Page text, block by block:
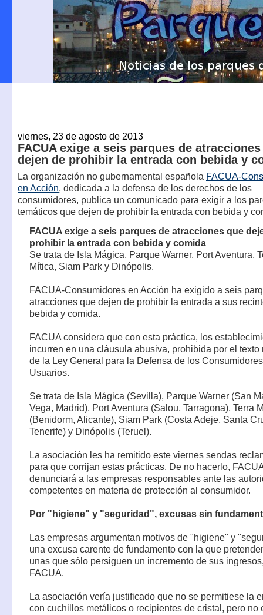
viernes, 23 de agosto de 2013
FACUA exige a seis parques de
dejen de prohibir la entrada con bebida y
La organización no gubernamental española FACUA-
en Acción, dedicada a la defensa de los derechos de los
consumidores, publica un comunicado para exigir a los
temáticos que dejen de prohibir la entrada con bebida y
FACUA exige a seis parques de atracciones que
prohibir la entrada con bebida y comida
Se trata de Isla Mágica, Parque Warner, Port Aventura,
Mítica, Siam Park y Dinópolis.
FACUA-Consumidores en Acción ha exigido a seis
atracciones que dejen de prohibir la entrada a sus
bebida y comida.
FACUA considera que con esta práctica, los
incurren en una cláusula abusiva, prohibida por el texto
de la Ley General para la Defensa de los
Usuarios.
Se trata de Isla Mágica (Sevilla), Parque Warner (San
Vega, Madrid), Port Aventura (Salou, Tarragona), Terra
(Benidorm, Alicante), Siam Park (Costa Adeje, Santa
Tenerife) y Dinópolis (Teruel).
La asociación les ha remitido este viernes sendas
para que corrijan estas prácticas. De no hacerlo,
denunciará a las empresas responsables ante las
competentes en materia de protección al consumidor.
Por "higiene" y "seguridad", excusas sin
Las empresas argumentan motivos de "higiene" y
una excusa carente de fundamento con la que
unas que sólo persiguen un incremento de sus
FACUA.
La asociación vería justificado que no se permitiese la
con cuchillos metálicos o recipientes de cristal, pero no